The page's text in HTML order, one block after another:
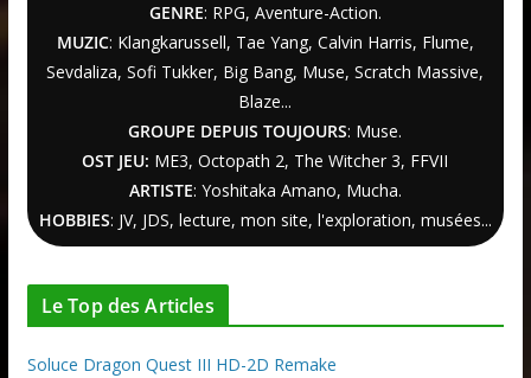
GENRE: RPG, Aventure-Action.
MUZIC: Klangkarussell, Tae Yang, Calvin Harris, Flume,
Sevdaliza, Sofi Tukker, Big Bang, Muse, Scratch Massive,
Blaze...
GROUPE DEPUIS TOUJOURS: Muse.
OST JEU: ME3,Octopath 2, The Witcher3, FFVII
ARTISTE: Yoshitaka Amano, Mucha.
HOBBIES: JV, JDS, lecture, mon site, l'exploration, musées...
Le Top des Articles
Soluce Dragon Quest III HD-2D Remake